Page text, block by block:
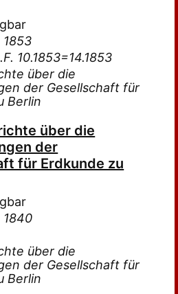
1853
10.1853=14.1853
über die
der Gesellschaft für
Berlin
über die
der
für Erdkunde zu
1840
über die
der Gesellschaft für
Berlin